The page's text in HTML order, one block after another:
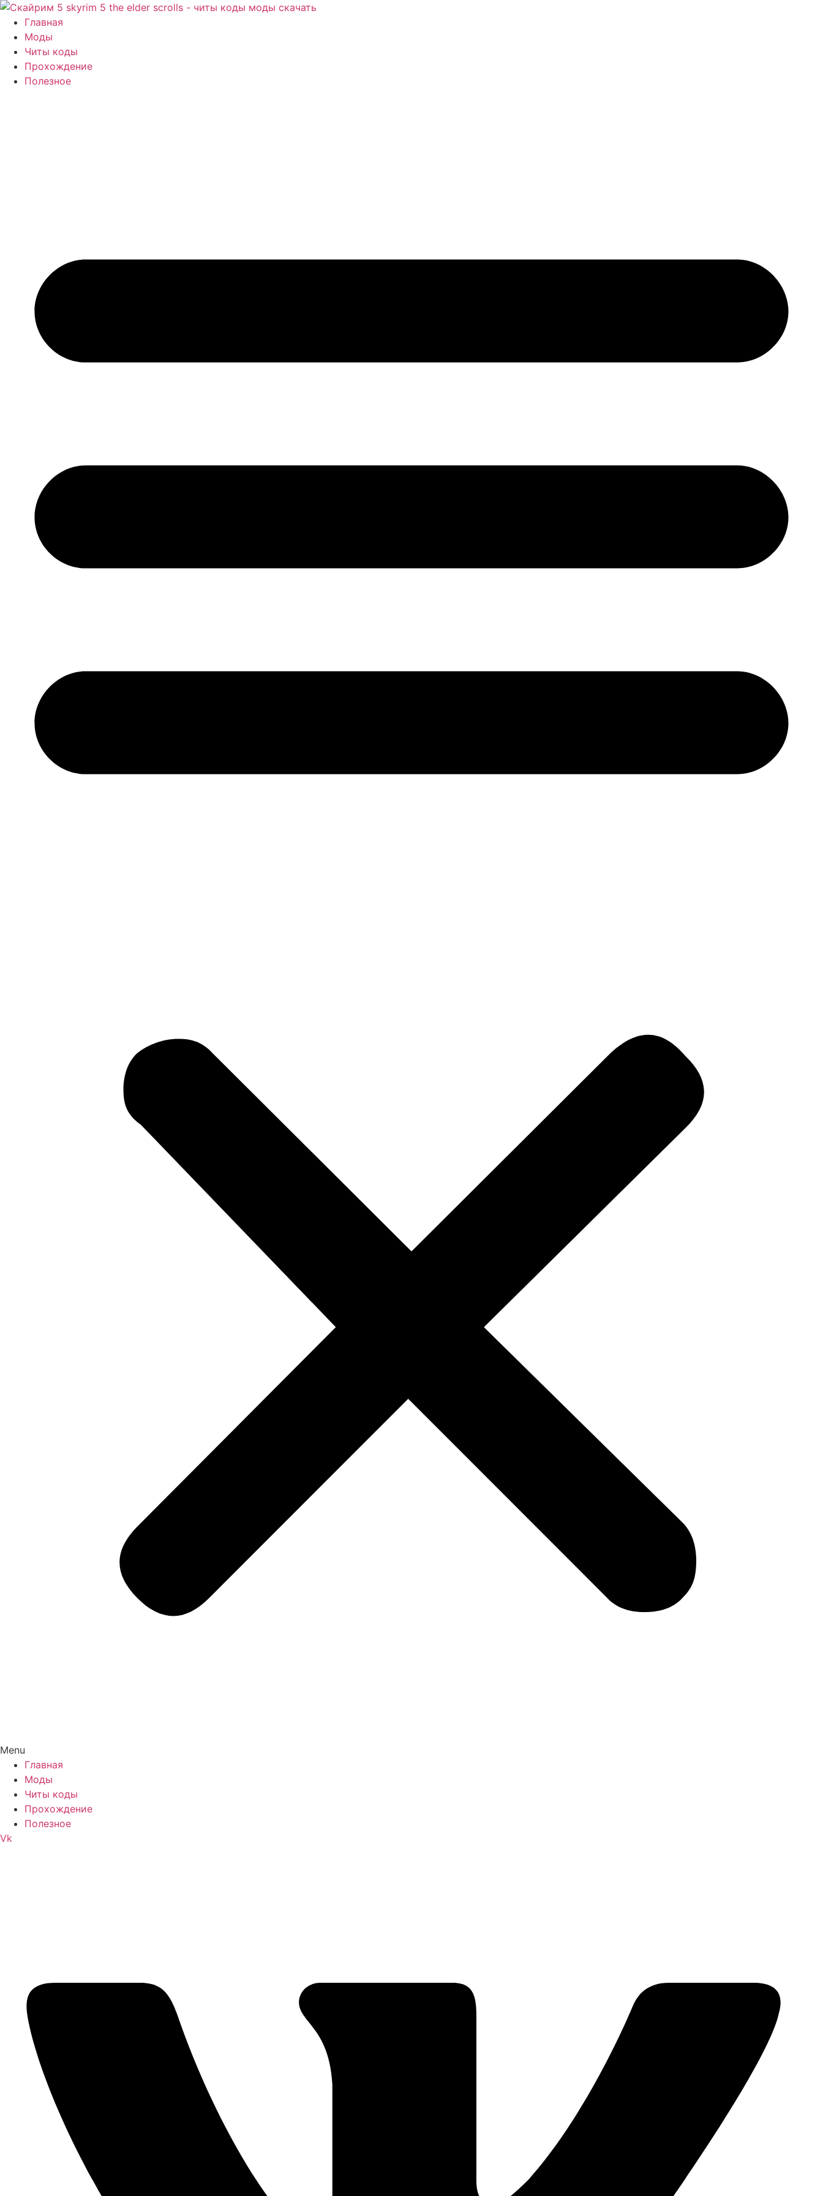
Перейти
содержимому
Главная
Моды
Читы коды
Прохождение
Полезное
Menu
Главная
Моды
Читы коды
Прохождение
Полезное
Vk